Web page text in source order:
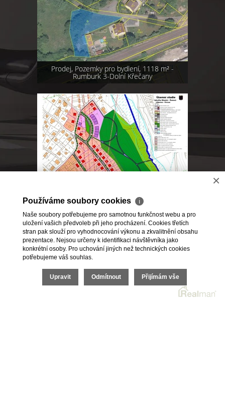
Prodej, Pozemky pro bydlení, 1118 m² -
Rumburk 3-Dolní Křečany
u Liberce
<<1,2
2026 © Podještědská realitní s.r.o., všechna práva vyhrazena |
Realitní SWRealman
×
Používáme soubory cookies ℹ
Naše soubory potřebujeme pro samotnou funkčnost webu a pro
uložení vašich předvoleb při jeho procházení. Cookies třetích
stran pak slouží pro vyhodnocování výkonu a zkvalitnění obsahu
prezentace. Nejsou určeny k identifikaci návštěvníka jako
konkrétní osoby. Pro uchování jiných než technických cookies
potřebujeme váš souhlas.
Upravit Odmítnout Přijímám vše